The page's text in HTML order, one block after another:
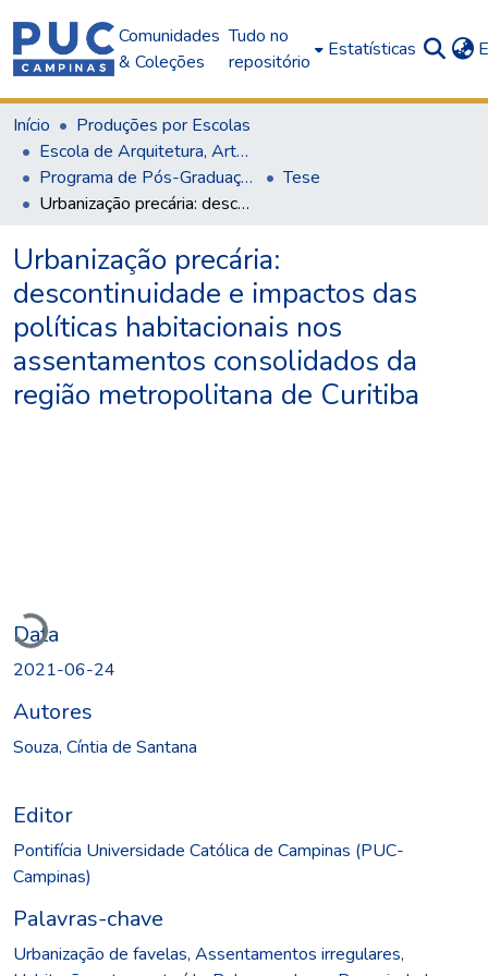
Comunidades
& Coleções
Tudo no
repositório
Estatísticas
Início
Produções por Escolas
Escola de Arquitetura, Artes e Design
Programa de Pós-Graduação em Arquitetura e Urbanismo
Tese
Urbanização precária: descontinuidade e impactos das políticas habitacionais nos assentamentos consolidados da região metropolitana de Curitiba
Urbanização precária:
descontinuidade e impactos das
políticas habitacionais nos
assentamentos consolidados da
região metropolitana de Curitiba
Data
2021-06-24
Autores
Souza, Cíntia de Santana
Editor
Pontifícia Universidade Católica de Campinas (PUC-
Campinas)
Palavras-chave
Urbanização de favelas, Assentamentos irregulares,